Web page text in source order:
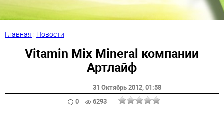
Главная : Новости
Vitamin Mix Mineral компании
Артлайф
31 Октябрь 2012, 01:58
0
6293